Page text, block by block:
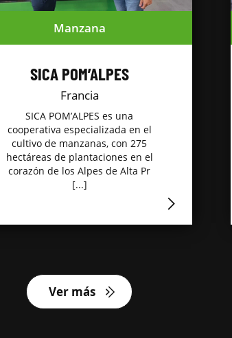
Manzana
SICA POM’ALPES
Francia
SICA POM’ALPES es una
cooperativa especializada en el
cultivo de manzanas, con 275
hectáreas de plantaciones en el
corazón de los Alpes de Alta Pr
[...]
Ver más